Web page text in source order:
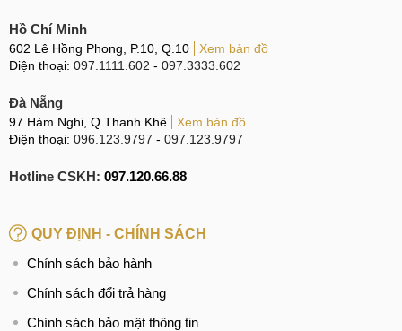
Hồ Chí Minh
602 Lê Hồng Phong, P.10, Q.10
Xem bản đồ
Điện thoại: 097.1111.602 - 097.3333.602
Đà Nẵng
97 Hàm Nghi, Q.Thanh Khê
Xem bản đồ
Điện thoại: 096.123.9797 - 097.123.9797
Hotline CSKH: 097.120.66.88
QUY ĐỊNH - CHÍNH SÁCH
Chính sách bảo hành
Chính sách đổi trả hàng
Chính sách bảo mật thông tin